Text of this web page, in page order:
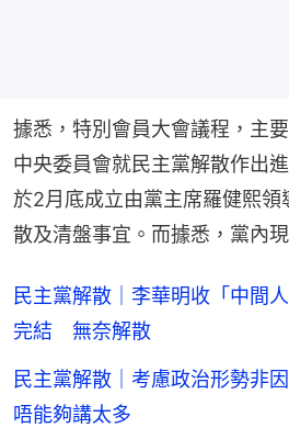
據悉，特別會員大會議程，主
中央委員會就民主黨解散作出
於2月底成立由黨主席羅健熙領
散及清盤事宜。而據悉，黨內
民主黨解散｜李華明收「中間
完結 無奈解散
民主黨解散｜考慮政治形勢非
唔能夠講太多